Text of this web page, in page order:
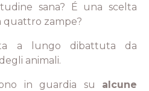
sana? É una scelta
quattro zampe?
a lungo dibattuta da
animali.
in guardia su alcune